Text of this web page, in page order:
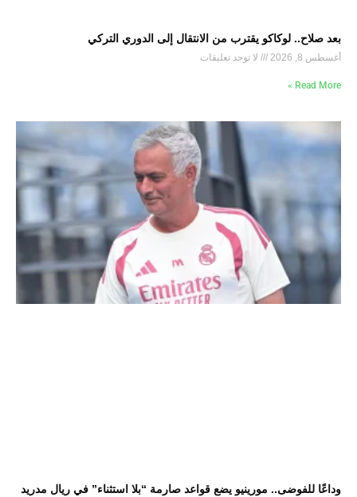
بعد صلاح.. لوكاكو يقترب من الانتقال إلى الدوري التركي
أغسطس 8, 2026 لا توجد تعليقات
Read More »
وداعًا للفوضى.. مورينيو يضع قواعد صارمة “بلا استثناء” في ريال مدريد